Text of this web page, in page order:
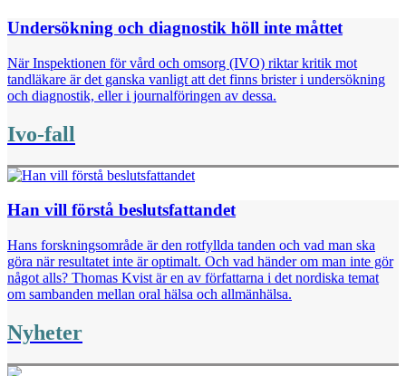
Undersökning och diagnostik höll inte måttet
När Inspektionen för vård och omsorg (IVO) riktar kritik mot
tandläkare är det ganska vanligt att det finns brister i undersökning
och diagnostik, eller i journalföringen av dessa.
Ivo-fall
Han vill förstå beslutsfattandet
Hans forskningsområde är den rotfyllda tanden och vad man ska
göra när resultatet inte är optimalt. Och vad händer om man inte gör
något alls? Thomas Kvist är en av författarna i det nordiska temat
om sambanden mellan oral hälsa och allmänhälsa.
Nyheter